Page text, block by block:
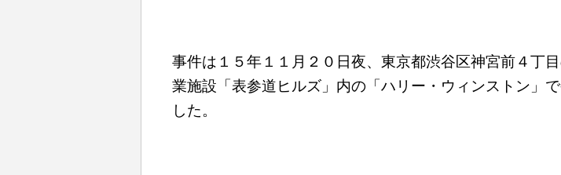
事件は１５年１１月２０日夜、東京都渋谷区神宮前４丁
業施設「表参道ヒルズ」内の「ハリー・ウィンストン」
した。